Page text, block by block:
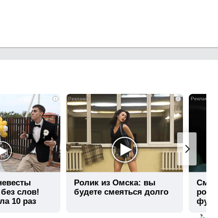
i
слов!
10 раз
i
Ролик из Омска: вы
будете смеяться долго